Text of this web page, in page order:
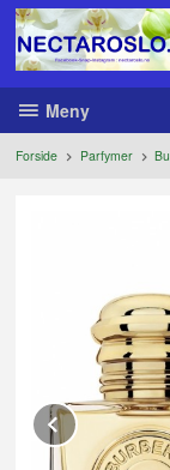
Gå
innholdet
Meny
Forside Parfymer
Prev